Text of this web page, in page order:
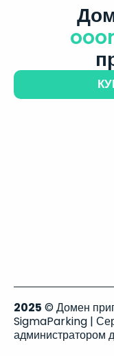
2025 © Домен
SigmaParking |